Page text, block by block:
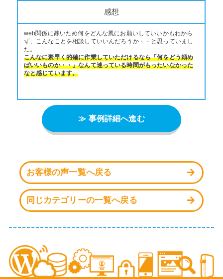
感想
web関係に疎いため何をどんな風にお願いしていいかもわから
ず、こんなことを相談していいんだろうか・・と思っていまし
た。
こんなに素早く的確に作業していただけるなら「何をどう頼め
ばいいものか・・」なんて迷っている時間がもったいなかった
なと感じています。
≫ 事例詳細へ進む
お客様の声一覧へ戻る
同じカテゴリーの一覧へ戻る